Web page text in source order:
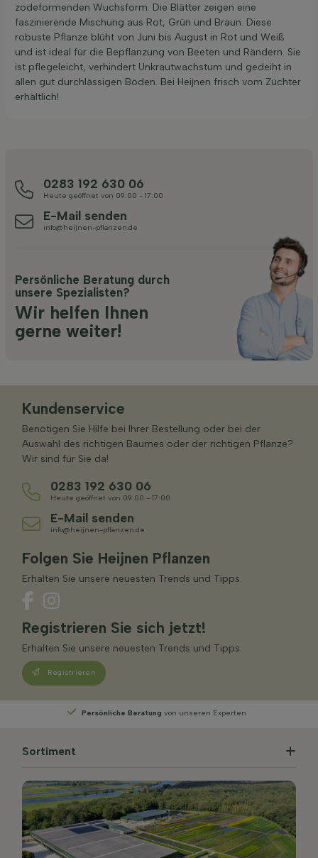
zodeformenden Wuchsform. Die Blätter zeigen eine
faszinierende Mischung aus Rot, Grün und Braun. Diese
robuste Pflanze blüht von Juni bis August in Rot und Weiß
und ist ideal für die Bepflanzung von Beeten und Rändern. Sie
ist pflegeleicht, verhindert Unkrautwachstum und gedeiht in
allen gut durchlässigen Böden. Bei Heijnen frisch vom Züchter
erhältlich!
0283 192 630 06
Heute geöffnet von 09:00 - 17:00
E-Mail senden
info@heijnen-pflanzen.de
Persönliche Beratung durch
unsere Spezialisten?
Wir helfen Ihnen
gerne weiter!
Kundenservice
Benötigen Sie Hilfe bei Ihrer Bestellung oder bei der
Auswahl des richtigen Baumes oder der richtigen Pflanze?
Wir sind für Sie da!
0283 192 630 06
Heute geöffnet von 09:00 - 17:00
E-Mail senden
info@heijnen-pflanzen.de
Folgen Sie Heijnen Pflanzen
Erhalten Sie unsere neuesten Trends und Tipps.
Registrieren Sie sich jetzt!
Erhalten Sie unsere neuesten Trends und Tipps.
Registrieren
von unseren Experten Wählen
Sortiment